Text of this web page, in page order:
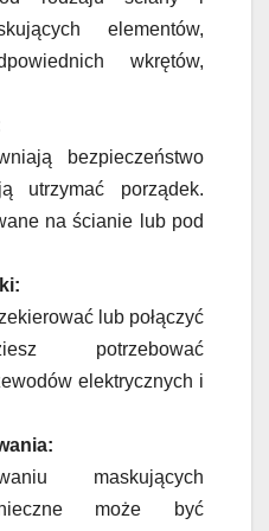
elementów,
wkrętów,
bezpieczeństwo
utrzymać porządek.
na ścianie lub pod
lub połączyć
potrzebować
elektrycznych i
maskujących
może być